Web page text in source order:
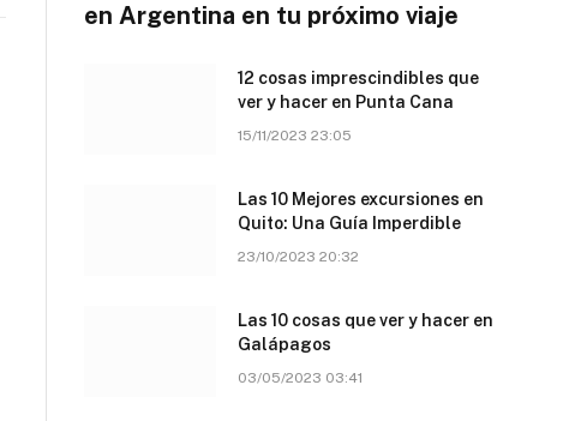
en Argentina en tu próximo viaje
12 cosas imprescindibles que
ver y hacer en Punta Cana
15/11/2023 23:05
Las 10 Mejores excursiones en
Quito: Una Guía Imperdible
23/10/2023 20:32
Las 10 cosas que ver y hacer en
Galápagos
03/05/2023 03:41